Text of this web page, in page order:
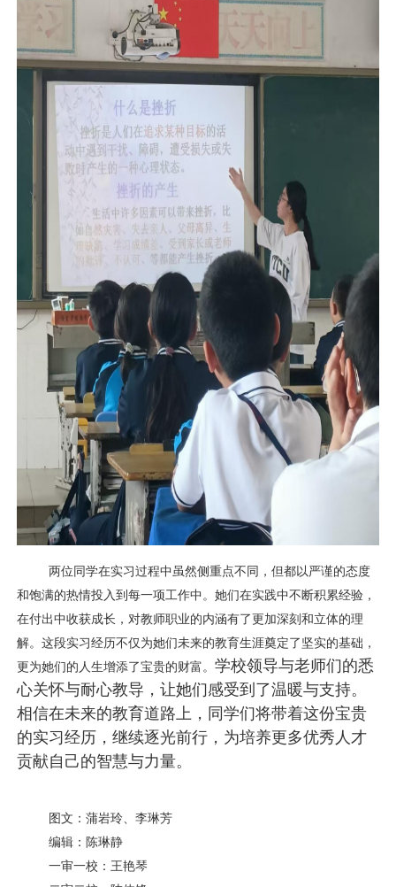
两位同学在实习过程中虽然侧重点不同，但都以严谨的态度
和饱满的热情投入到每一项工作中。她们在实践中不断积累经验，
在付出中收获成长，对教师职业的内涵有了更加深刻和立体的理
解。这段实习经历不仅为她们未来的教育生涯奠定了坚实的基础，
更为她们的人生增添了宝贵的财富。学校领导与老师们的悉
心关怀与耐心教导，让她们感受到了温暖与支持。
相信在未来的教育道路上，同学们将带着这份宝贵
的实习经历，继续逐光前行，为培养更多优秀人才
贡献自己的智慧与力量。
图文：蒲岩玲、李琳芳
编辑：陈琳静
一审一校：王艳琴